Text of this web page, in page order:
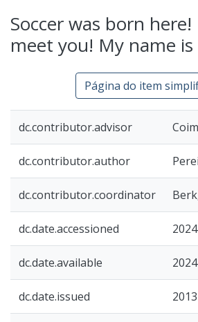
ESTATÍSTICAS
SOBRE
Soccer was born
meet you! My name is
Página do item
dc.contributor.advisor
dc.contributor.author
dc.contributor.coordinator
dc.date.accessioned
dc.date.available
dc.date.issued 2013